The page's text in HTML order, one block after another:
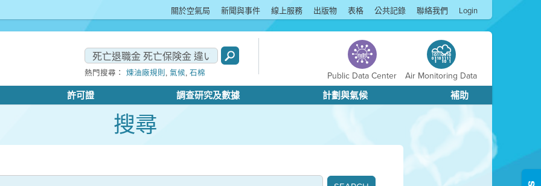
關於空氣局 新聞與事件 線上服務 出版物 表格 公共記錄 聯絡我們 Login
熱門搜尋： 煉油廠規則, 氣候, 石棉 Public Data Center Air Monitoring Data
許可證 調查研究及數據 計劃與氣候 補助
搜尋